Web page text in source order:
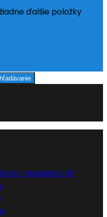
ďalšie položky
headsety, BT